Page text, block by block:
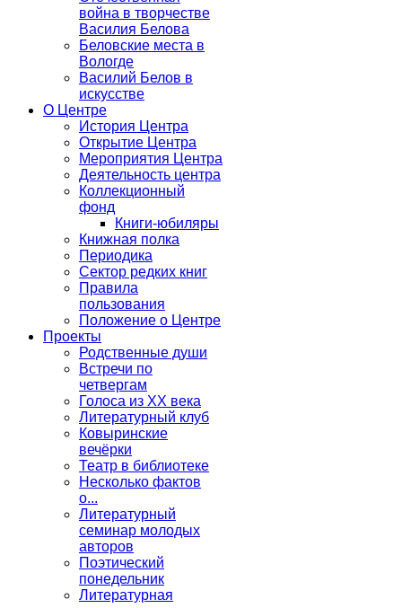
война в творчестве
Василия Белова
Беловские места в
Вологде
Василий Белов в
искусстве
О Центре
История Центра
Открытие Центра
Мероприятия Центра
Деятельность центра
Коллекционный
фонд
Книги-юбиляры
Книжная полка
Периодика
Сектор редких книг
Правила
пользования
Положение о Центре
Проекты
Родственные души
Встречи по
четвергам
Голоса из ХХ века
Литературный клуб
Ковыринские
вечёрки
Театр в библиотеке
Несколько фактов
о...
Литературный
семинар молодых
авторов
Поэтический
понедельник
Литературная